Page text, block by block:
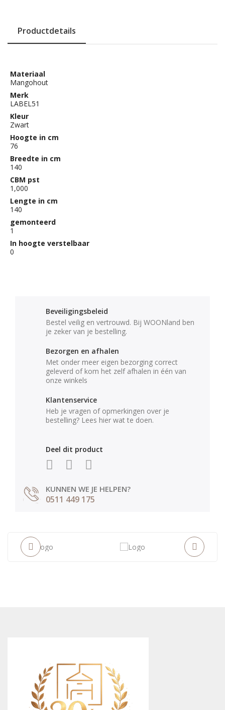
Productdetails
Materiaal
Mangohout
Merk
LABEL51
Kleur
Zwart
Hoogte in cm
76
Breedte in cm
140
CBM pst
1,000
Lengte in cm
140
gemonteerd
1
In hoogte verstelbaar
0
Beveiligingsbeleid
Bestel veilig en vertrouwd. Bij WOONland ben
je zeker van je bestelling.
Bezorgen en afhalen
Met onder meer eigen bezorging correct
geleverd of kom het zelf afhalen in één van
onze winkels
Klantenservice
Heb je vragen of opmerkingen over je
bestelling? Lees hier wat te doen.
Deel dit product
KUNNEN WE JE HELPEN?
0511 449 175